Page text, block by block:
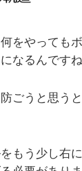
をやっても
なるんですね
ごうと思う
もう少し右